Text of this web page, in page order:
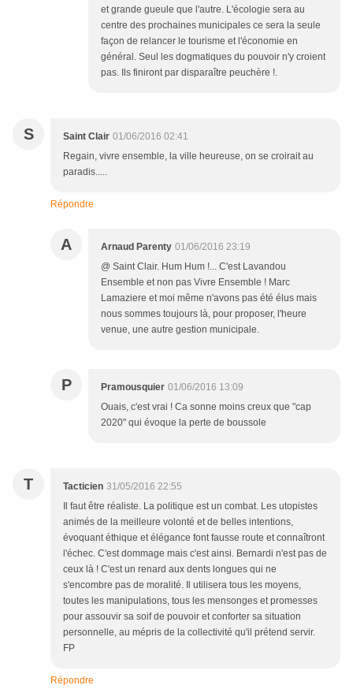
et grande gueule que l'autre. L'écologie sera au
centre des prochaines municipales ce sera la seule
façon de relancer le tourisme et l'économie en
général. Seul les dogmatiques du pouvoir n'y croient
pas. Ils finiront par disparaître peuchère !.
S Saint Clair 01/06/2016 02:41
Regain, vivre ensemble, la ville heureuse, on se croirait au
paradis.....
Répondre
A Arnaud Parenty 01/06/2016 23:19
@ Saint Clair. Hum Hum !... C'est Lavandou
Ensemble et non pas Vivre Ensemble ! Marc
Lamaziere et moi même n'avons pas été élus mais
nous sommes toujours là, pour proposer, l'heure
venue, une autre gestion municipale.
P Pramousquier 01/06/2016 13:09
Ouais, c'est vrai ! Ca sonne moins creux que "cap
2020" qui évoque la perte de boussole
T Tacticien 31/05/2016 22:55
Il faut être réaliste. La politique est un combat. Les utopistes
animés de la meilleure volonté et de belles intentions,
évoquant éthique et élégance font fausse route et connaîtront
l'échec. C'est dommage mais c'est ainsi. Bernardi n'est pas de
ceux là ! C'est un renard aux dents longues qui ne
s'encombre pas de moralité. Il utilisera tous les moyens,
toutes les manipulations, tous les mensonges et promesses
pour assouvir sa soif de pouvoir et conforter sa situation
personnelle, au mépris de la collectivité qu'il prétend servir.
FP
Répondre